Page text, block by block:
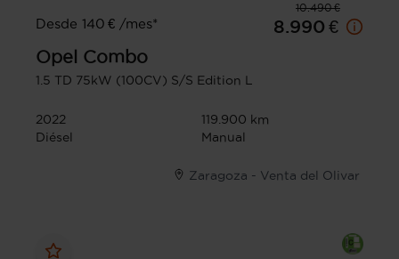
10.490 €
Desde 140 € /mes*
8.990 €
Opel Combo
1.5 TD 75kW (100CV) S/S Edition L
2022
119.900 km
Diésel
Manual
Zaragoza - Venta del Olivar